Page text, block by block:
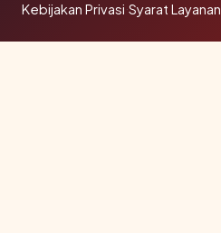
Kebijakan Privasi·Syarat Layanan